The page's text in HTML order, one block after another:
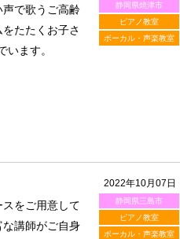
静岡県焼津市
ピアノ教室
ボーカル・声楽教室
で歌うご高齢
たたくお子さ
います。
2022年10月07日
静岡県三島市
ピアノ教室
ボーカル・声楽教室
をご用意して
講師がご自身